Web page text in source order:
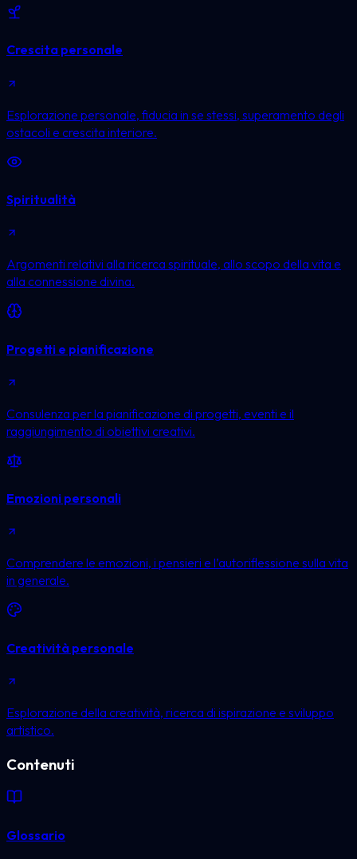
Crescita personale
Esplorazione personale, fiducia in se stessi, superamento degli
ostacoli e crescita interiore.
Spiritualità
Argomenti relativi alla ricerca spirituale, allo scopo della vita e
alla connessione divina.
Progetti e pianificazione
Consulenza per la pianificazione di progetti, eventi e il
raggiungimento di obiettivi creativi.
Emozioni personali
Comprendere le emozioni, i pensieri e l’autoriflessione sulla vita
in generale.
Creatività personale
Esplorazione della creatività, ricerca di ispirazione e sviluppo
artistico.
Contenuti
Glossario